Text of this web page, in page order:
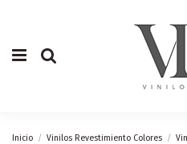
Inicio Vinilos Revestimiento Colores